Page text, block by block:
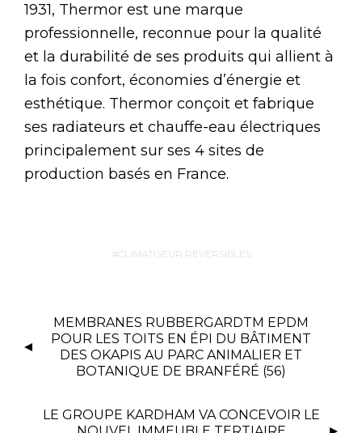
1931, Thermor est une marque
professionnelle, reconnue pour la qualité
et la durabilité de ses produits qui allient à
la fois confort, économies d’énergie et
esthétique. Thermor conçoit et fabrique
ses radiateurs et chauffe-eau électriques
principalement sur ses 4 sites de
production basés en France.
CLIMATISEUR RÉVERSIBLES
MEMBRANES RUBBERGARDTM EPDM
POUR LES TOITS EN ÉPI DU BÂTIMENT
DES OKAPIS AU PARC ANIMALIER ET
BOTANIQUE DE BRANFÉRÉ (56)
LE GROUPE KARDHAM VA CONCEVOIR LE